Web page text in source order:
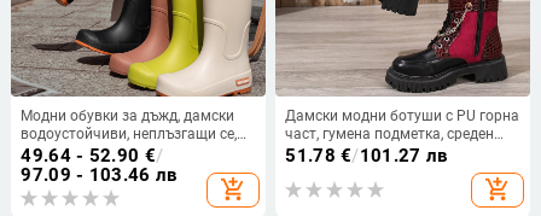
Модни обувки за дъжд, дамски
водоустойчиви, неплъзгащи се,
високи ботуши за дъжд, за
възрастни, къмпинг, работа,
износоустойчиви гумени обувки,
дълги водоустойчиви обувки
49.64 - 52.90 €/
97.09 - 103.46 лв
add_shopping_cart
Дамски модни ботуши с PU горна
част, гумена подметка, среден
ток 3–5 см, къс крачол.
51.78 €/101.27 лв
add_shopping_cart